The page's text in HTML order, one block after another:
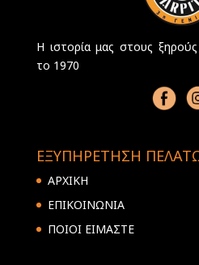
Η ιστορία μας στους
το 1970
ΕΞΥΠΗΡΕΤΗΣΗ
ΑΡΧΙΚΗ
ΕΠΙΚΟΙΝΩΝΙΑ
ΠΟΙΟΙ ΕΙΜΑΣΤΕ